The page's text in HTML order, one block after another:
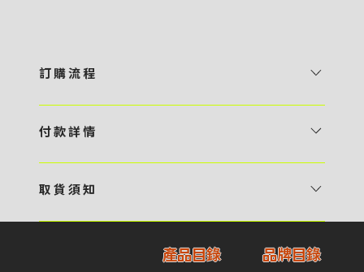
訂 購 流 程
預 約 〉，參看官網上的商品目錄和作品照片去選擇心儀的款式，同時可
報價 貴客可透過電郵方式或 WhatsApp 平台提交定製資料，4AM 團
相關價目，貴客最終確認後將獲取正式完整單據，請安排繳付貨款訂金以
啟動貨品製作 4 / 商品印製 訂金核實後，4AM 團隊將隨即開始製作 5
付 款 詳 情
・ Payme ・ 現金機入數 ・ 銀行櫃檯入數 ・ ATM自動櫃員機轉帳 ・
交易單據。如貴客欲更改電郵地址，請與 4AM 團隊聯絡 - 貴客的付款
記錄可透過電郵 或 WhatsApp平台（ 請註明訂單編號 ）交予4AM 團
取 貨 須 知
請與4AM團隊職員聯絡預約取貨時間｜​ ・ GoGoVan ｜即日完成配送
服務｜運費由貴客現金支付司機｜ ・ 順豐速運 ｜貨件運送需要多於2－
產品目錄 品牌目錄